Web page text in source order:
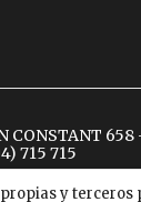
y terceros
CONSTANT 658
715 715